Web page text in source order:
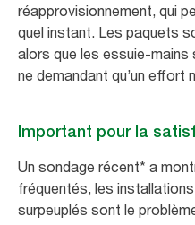
réapprovisionnement, qui
quel instant. Les paquets
alors que les essuie-
ne demandant qu’un effort
Important pour la
Un sondage récent* a
fréquentés, les
surpeuplés sont le